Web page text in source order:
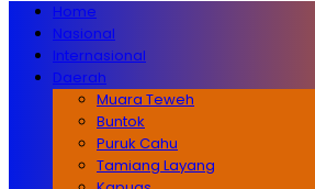
Home
Nasional
Internasional
Daerah
Muara Teweh
Buntok
Puruk Cahu
Tamiang Layang